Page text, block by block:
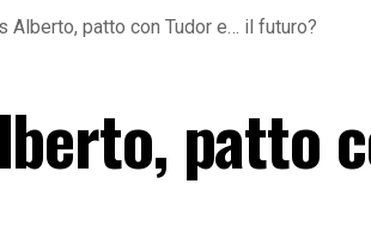
Alberto, patto con Tudor e… il futuro?
patto